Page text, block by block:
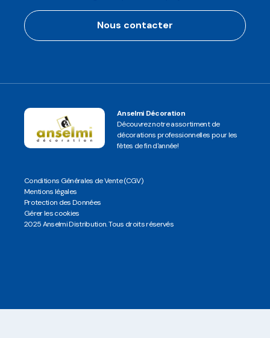
Nous contacter
Anselmi Décoration
Découvrez notre assortiment de
décorations professionnelles pour les
fêtes de fin d'année!
Conditions Générales de Vente (CGV)
Mentions légales
Protection des Données
Gérer les cookies
2025 Anselmi Distribution. Tous droits réservés